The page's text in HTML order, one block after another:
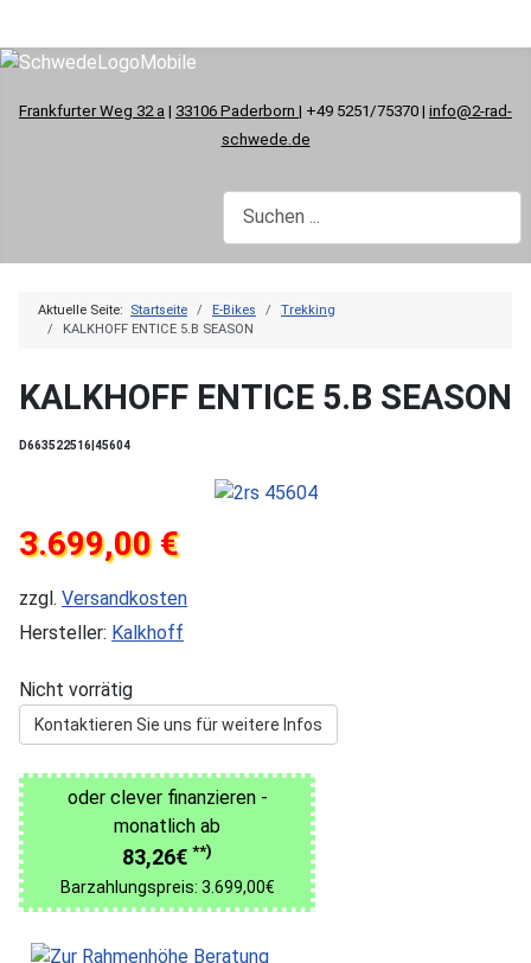
Frankfurter Weg 32 a | 33106 Paderborn | +49 5251/75370 | info@2-rad-
schwede.de
Aktuelle Seite: Startseite E-Bikes
Trekking
KALKHOFF ENTICE 5.B SEASON
KALKHOFF ENTICE 5.B SEASON
D663522516|45604
3.699,00 €
zzgl. Versandkosten
Hersteller: Kalkhoff
Nicht vorrätig
Kontaktieren Sie uns für weitere Infos
oder clever finanzieren -
monatlich ab
83,26€ **)
Barzahlungspreis: 3.699,00€